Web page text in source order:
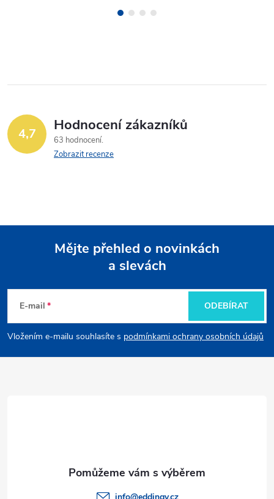
4,7 Hodnocení zákazníků
63 hodnocení
Zobrazit recenze
p
Mějte přehled o novinkách
a slevách
E-mail
Vložením e-mailu souhlasíte s podmínkami ochrany osobních údajů
ODEBÍRAT